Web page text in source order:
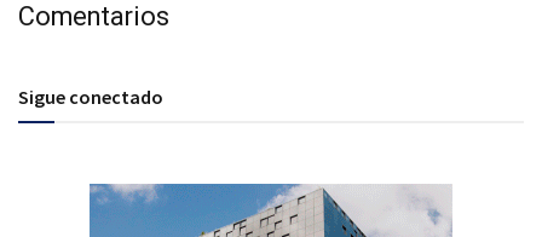
Comentarios
Sigue conectado